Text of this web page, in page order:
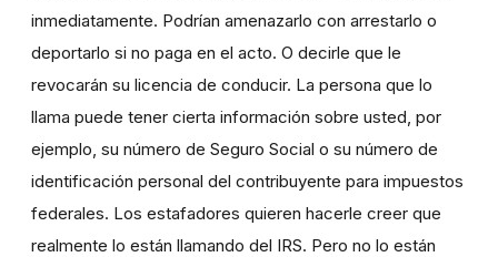
inmediatamente. Podrían amenazarlo con arrestarlo o
deportarlo si no paga en el acto. O decirle que le
revocarán su licencia de conducir. La persona que lo
llama puede tener cierta información sobre usted, por
ejemplo, su número de Seguro Social o su número de
identificación personal del contribuyente para impuestos
federales. Los estafadores quieren hacerle creer que
realmente lo están llamando del IRS. Pero no lo están